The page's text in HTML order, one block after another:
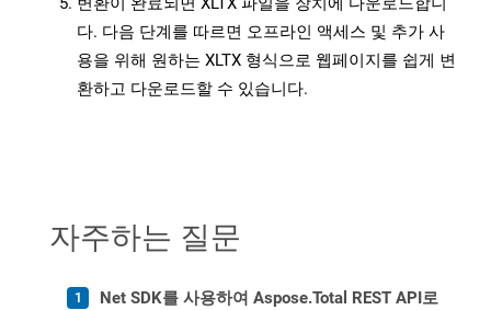
다. 다음 단계를 따르면 오프라인 액세스 및 추가 사
용을 위해 원하는 XLTX 형식으로 웹페이지를 쉽게 변
환하고 다운로드할 수 있습니다.
자주하는 질문
Net SDK를 사용하여 Aspose.Total REST API로